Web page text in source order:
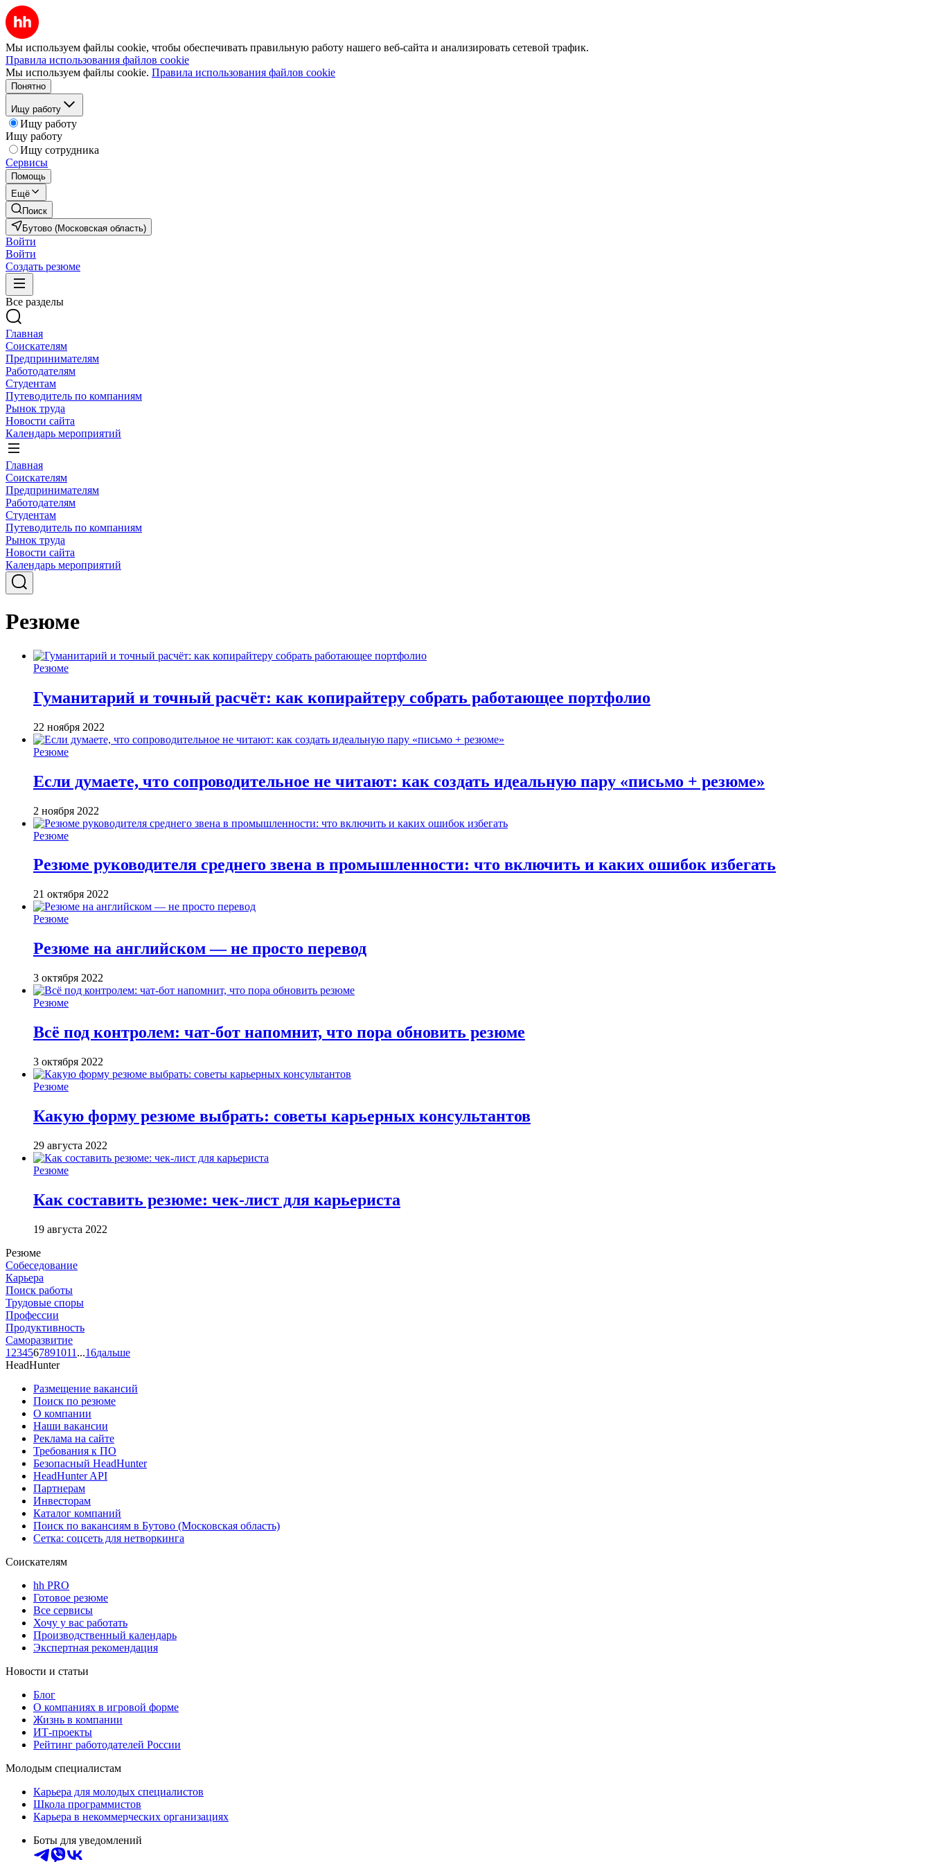
Мы используем файлы cookie, чтобы обеспечивать правильную работу нашего веб-сайта и анализировать сетевой трафик.
Правила использования файлов cookie
Мы используем файлы cookie. Правила использования файлов cookie
Понятно
Ищу работу
Ищу работу
Ищу работу
Ищу сотрудника
Сервисы
Помощь
Ещё
Поиск
Бутово (Московская область)
Войти
Войти
Создать резюме
Все разделы
Главная
Соискателям
Предпринимателям
Работодателям
Студентам
Путеводитель по компаниям
Рынок труда
Новости сайта
Календарь мероприятий
Главная
Соискателям
Предпринимателям
Работодателям
Студентам
Путеводитель по компаниям
Рынок труда
Новости сайта
Календарь мероприятий
Резюме
Резюме
Гуманитарий и точный расчёт: как копирайтеру собрать работающее портфолио
22 ноября 2022
Резюме
Если думаете, что сопроводительное не читают: как создать идеальную пару «письмо + резюме»
2 ноября 2022
Резюме
Резюме руководителя среднего звена в промышленности: что включить и каких ошибок избегать
21 октября 2022
Резюме
Резюме на английском — не просто перевод
3 октября 2022
Резюме
Всё под контролем: чат-бот напомнит, что пора обновить резюме
3 октября 2022
Резюме
Какую форму резюме выбрать: советы карьерных консультантов
29 августа 2022
Резюме
Как составить резюме: чек-лист для карьериста
19 августа 2022
Резюме
Собеседование
Карьера
Поиск работы
Трудовые споры
Профессии
Продуктивность
Саморазвитие
1 234567891011 ...16дальше
HeadHunter
Размещение вакансий
Поиск по резюме
О компании
Наши вакансии
Реклама на сайте
Требования к ПО
Безопасный HeadHunter
HeadHunter API
Партнерам
Инвесторам
Каталог компаний
Поиск по вакансиям в Бутово (Московская область)
Сетка: соцсеть для нетворкинга
Соискателям
hh PRO
Готовое резюме
Все сервисы
Хочу у вас работать
Производственный календарь
Экспертная рекомендация
Новости и статьи
Блог
О компаниях в игровой форме
Жизнь в компании
ИТ-проекты
Рейтинг работодателей России
Молодым специалистам
Карьера для молодых специалистов
Школа программистов
Карьера в некоммерческих организациях
Боты для уведомлений